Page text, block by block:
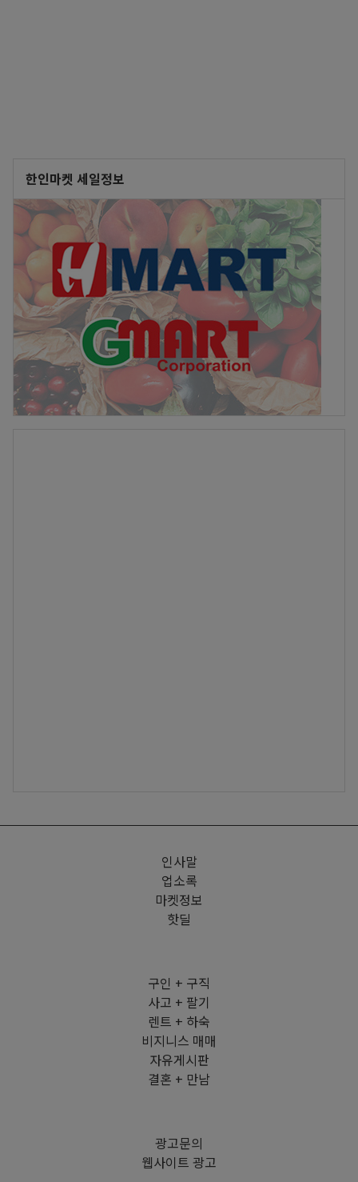
한인마켓 세일정보
인사말
업소록
마켓정보
핫딜
구인 + 구직
사고 + 팔기
렌트 + 하숙
비지니스 매매
자유게시판
결혼 + 만남
광고문의
웹사이트 광고